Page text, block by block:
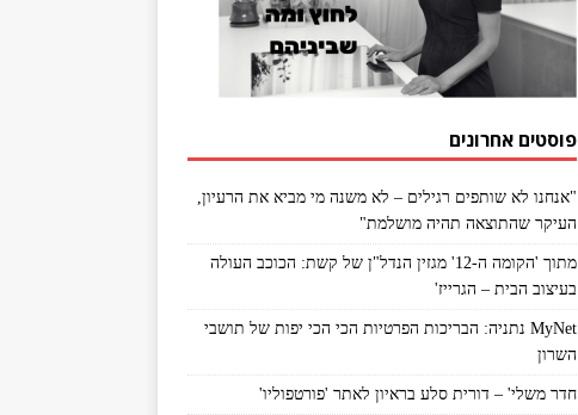
פוסטים אחרונים
"אנחנו לא שותפים רגילים – לא משנה מי מביא את הרעיון,
העיקר שהתוצאה תהיה מושלמת"
מתוך 'הקומה ה-12' מגזין הנדל"ן של קשת: הכוכב העולה
בעיצוב הבית – הגרייז'
MyNet נתניה: הבריכות הפרטיות הכי הכי יפות של תושבי
השרון
חדר משלי' – דורית סלע בראיון לאתר 'פורטפוליו'